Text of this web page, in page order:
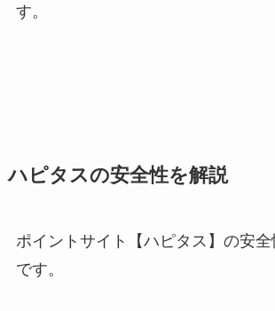
す。
ハピタスの安全性を解説
ポイントサイト【ハピタス】の安
です。